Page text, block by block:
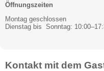
Öffnungszeiten
Montag geschlossen
Dienstag bis Sonntag:
Kontakt mit dem